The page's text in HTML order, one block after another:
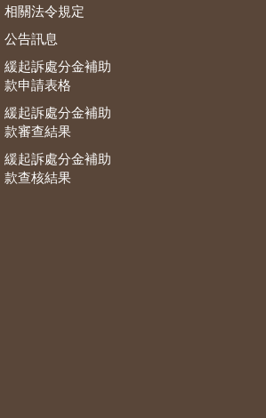
相關法令規定
公告訊息
緩起訴處分金補助
款申請表格
緩起訴處分金補助
款審查結果
緩起訴處分金補助
款查核結果